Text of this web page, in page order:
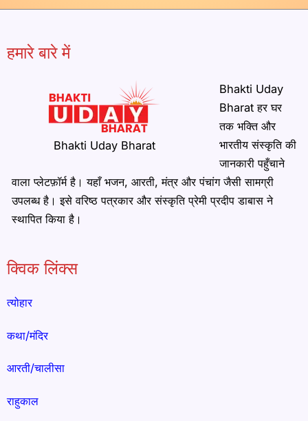
हमारे बारे में
Bhakti Uday Bharat
Bhakti Uday
Bharat हर घर
तक भक्ति और
भारतीय संस्कृति की
जानकारी पहुँचाने
वाला प्लेटफ़ॉर्म है। यहाँ भजन, आरती, मंत्र और पंचांग जैसी सामग्री
उपलब्ध है। इसे वरिष्ठ पत्रकार और संस्कृति प्रेमी प्रदीप डाबास ने
स्थापित किया है।
क्विक लिंक्स
त्योहार
कथा/मंदिर
आरती/चालीसा
राहुकाल